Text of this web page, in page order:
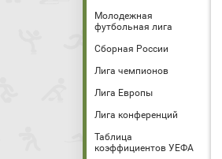
Молодежная
футбольная лига
Сборная России
Лига чемпионов
Лига Европы
Лига конференций
Таблица
коэффициентов УЕФА